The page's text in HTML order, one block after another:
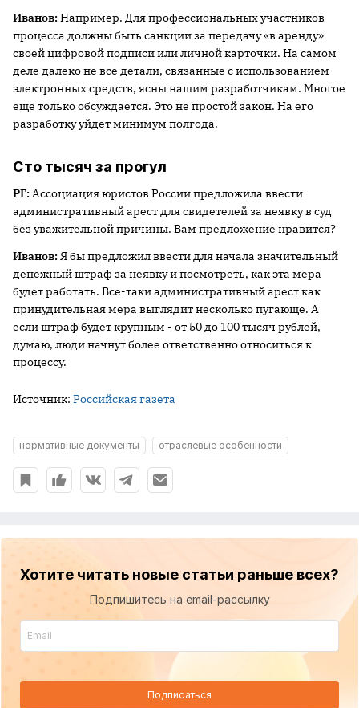
Иванов:Например. Для профессиональных участников
процесса должны быть санкции за передачу «в аренду»
своей цифровой подписи или личной карточки. На самом
деле далеко не все детали, связанные с использованием
электронных средств, ясны нашим разработчикам. Многое
еще только обсуждается. Это не простой закон. На его
разработку уйдет минимум полгода.
Сто тысяч за прогул
РГ:Ассоциация юристов России предложила ввести
административный арест для свидетелей за неявку в суд
без уважительной причины. Вам предложение нравится?
Иванов:Я бы предложил ввести для начала значительный
денежный штраф за неявку и посмотреть, как эта мера
будет работать. Все-таки административный арест как
принудительная мера выглядит несколько пугающе. А
если штраф будет крупным - от 50 до 100 тысяч рублей,
думаю, люди начнут более ответственно относиться к
процессу.
Источник: Российская газета
нормативные документы отраслевые особенности
Хотите читать новые статьи раньше всех?
Подпишитесь на email-рассылку
Подписаться